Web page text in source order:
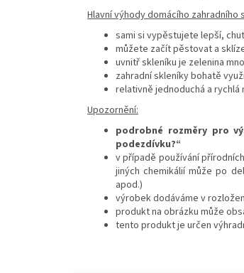
Hlavní výhody domácího zahradního
sami si vypěstujete lepší,
můžete začít pěstovat a
uvnitř skleníku je zelenina
zahradní skleníky bohatě
relativně jednoduchá a
Upozornění:
podrobné rozměry pro
podezdívku?“
v případě používání
jiných chemikálií může po
apod.)
výrobek dodáváme v
produkt na obrázku může
tento produkt je určen